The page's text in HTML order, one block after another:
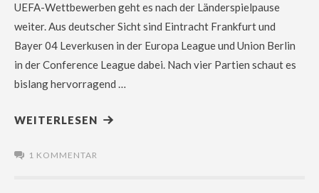
UEFA-Wettbewerben geht es nach der Länderspielpause
weiter. Aus deutscher Sicht sind Eintracht Frankfurt und
Bayer 04 Leverkusen in der Europa League und Union Berlin
in der Conference League dabei. Nach vier Partien schaut es
bislang hervorragend …
WEITERLESEN
1 KOMMENTAR